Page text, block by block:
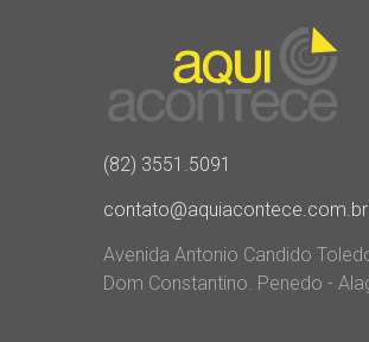
(82) 3551.5091
contato@aquiacontece.com.br
Avenida Antonio Candido
Dom Constantino. Penedo -